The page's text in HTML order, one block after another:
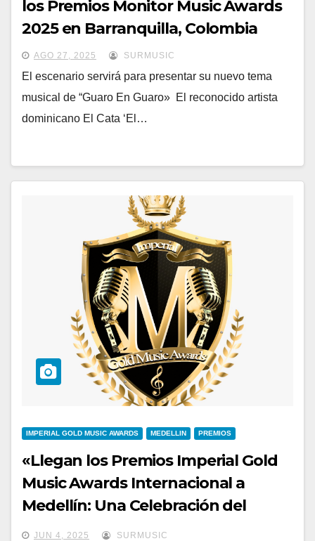
los Premios Monitor Music Awards
2025 en Barranquilla, Colombia
AGO 27, 2025 SURMUSIC
El escenario servirá para presentar su nuevo tema
musical de “Guaro En Guaro» El reconocido artista
dominicano El Cata ‘El…
IMPERIAL GOLD MUSIC AWARDS MEDELLIN PREMIOS
«Llegan los Premios Imperial Gold
Music Awards Internacional a
Medellín: Una Celebración del
Talento Musical»
JUN 4, 2025 SURMUSIC